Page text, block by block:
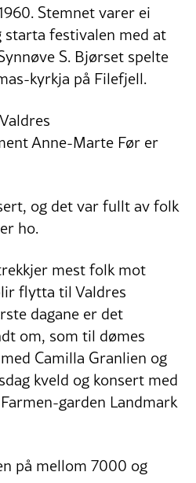
Stemnet varer ei
starta festivalen med at
S. Bjørset spelte
kyrkja på Filefjell.
Anne-Marte Før er
og det var fullt av folk
ho.
mest folk mot
flytta til Valdres
dagane er det
om, som til dømes
Camilla Granlien og
kveld og konsert med
garden Landmark
på mellom 7000 og